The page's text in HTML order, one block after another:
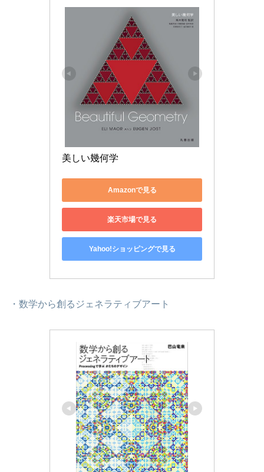
美しい幾何学
Amazonで見る
楽天市場で見る
Yahoo!ショッピングで見る
・数学から創るジェネラティブアート